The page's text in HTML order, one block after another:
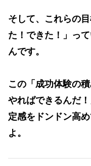
そして、これらの
た！できた！」っ
んです。
この「成功体験の
やればできるんだ
定感をドンドン高
よ。